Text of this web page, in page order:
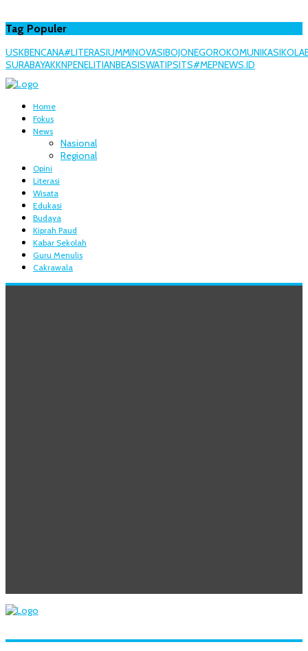
Tag Populer
USKBENCANA#LITERASIUMMINOVASIBOJONEGOROKOMUNIKASI
SURABAYAKKNPENELITIANBEASISWATIPSITS#MEPNEWS.ID
Home
Fokus
News
Nasional
Regional
Opini
Literasi
Wisata
Edukasi
Budaya
Kiprah Paud
Kabar Sekolah
Guru Menulis
Cakrawala